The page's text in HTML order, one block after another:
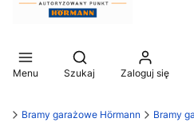
Menu
Otwórz wyszukiwarkę
Szukaj Zaloguj się
Bramy garażowe Hörmann